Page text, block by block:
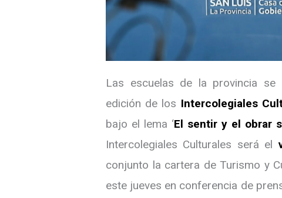
Las escuelas de la provincia
edición de los Intercolegiales
bajo el lema ‘El sentir y el obrar
Intercolegiales Culturales será el
conjunto la cartera de Turismo y
este jueves en conferencia de